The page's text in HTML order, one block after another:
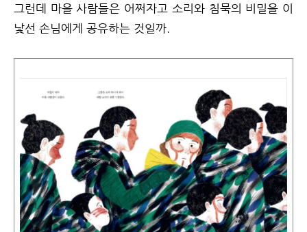
그런데 마을 사람들은 어쩌자고 소리와 침묵의 비밀을 이
낯선 손님에게 공유하는 것일까.